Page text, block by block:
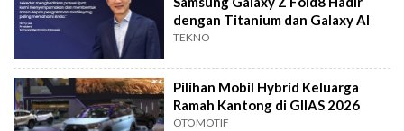
dengan Titanium dan Galaxy AI
TEKNO
Pilihan Mobil Hybrid Keluarga
Ramah Kantong di GIIAS 2026
OTOMOTIF